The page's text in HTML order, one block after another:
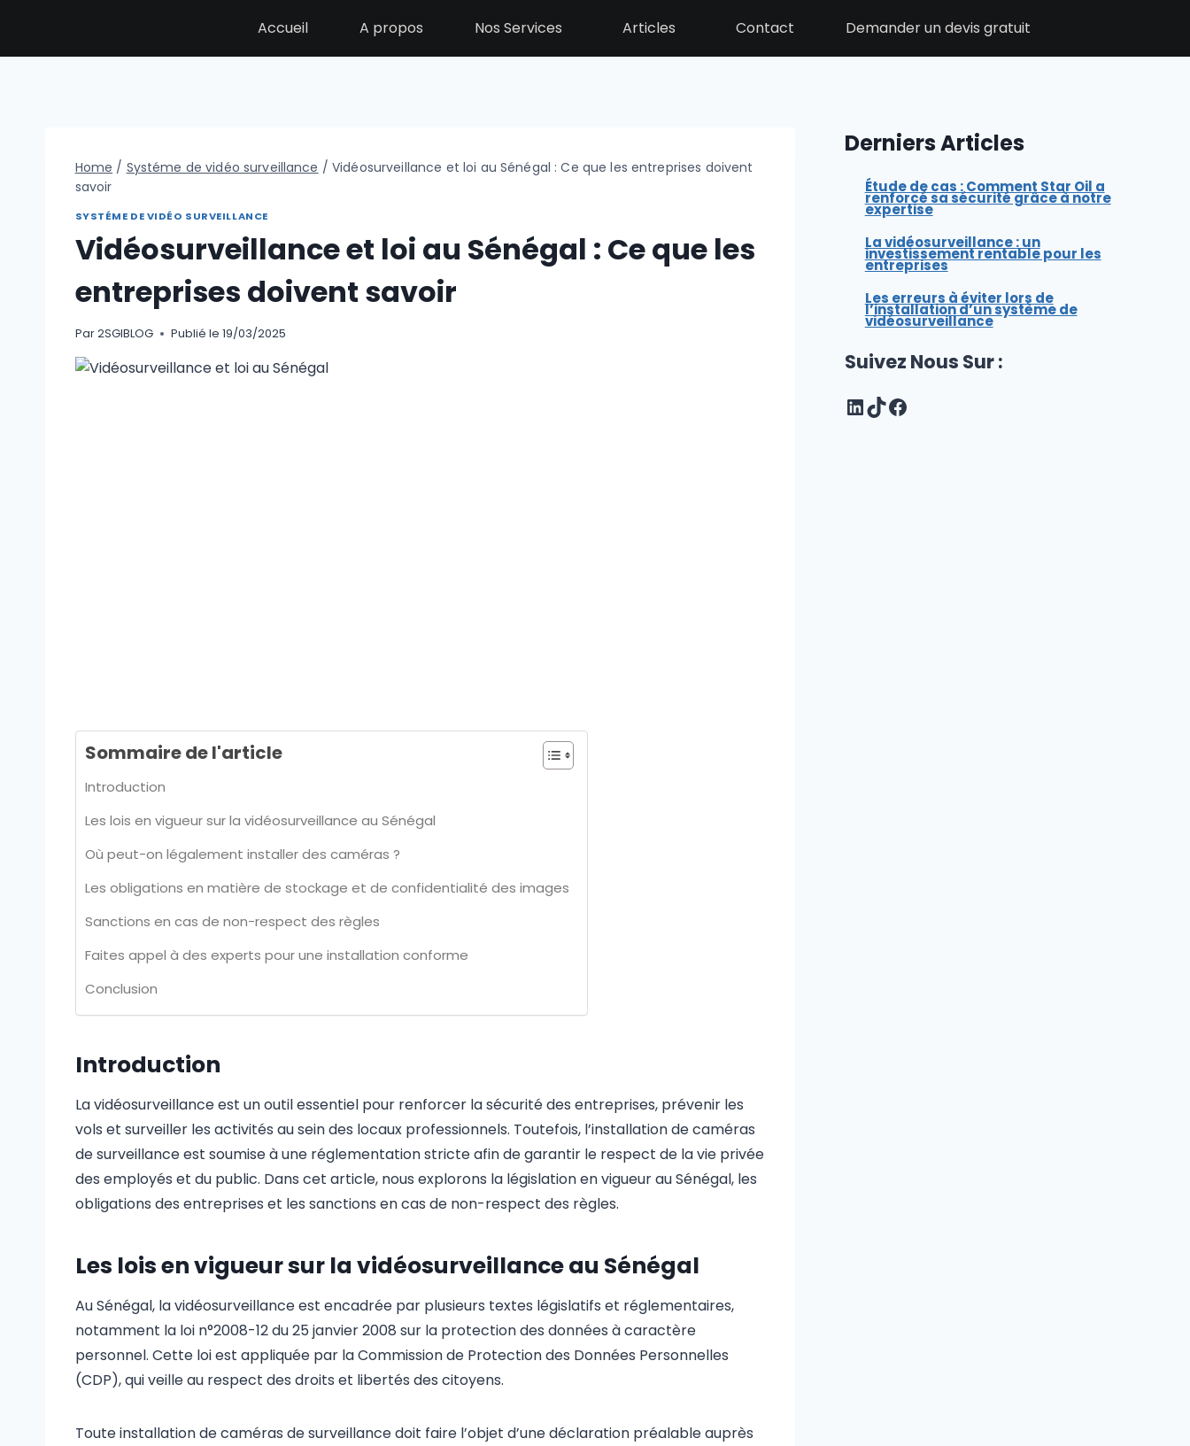
Accueil A propos Nos Services Articles Contact Demander un devis gratuit
Home / Systéme de vidéo surveillance / Vidéosurveillance et loi au Sénégal : Ce que les entreprises doivent
savoir
SYSTÉME DE VIDÉO SURVEILLANCE
Vidéosurveillance et loi au Sénégal : Ce que les
entreprises doivent savoir
Par 2SGIBLOG Publié le 19/03/2025
Sommaire de l'article
Introduction
Les lois en vigueur sur la vidéosurveillance au Sénégal
Où peut-on légalement installer des caméras ?
Les obligations en matière de stockage et de confidentialité des images
Sanctions en cas de non-respect des règles
Faites appel à des experts pour une installation conforme
Conclusion
Introduction
La vidéosurveillance est un outil essentiel pour renforcer la sécurité des entreprises, prévenir les
vols et surveiller les activités au sein des locaux professionnels. Toutefois, l’installation de caméras
de surveillance est soumise à une réglementation stricte afin de garantir le respect de la vie privée
des employés et du public. Dans cet article, nous explorons la législation en vigueur au Sénégal, les
obligations des entreprises et les sanctions en cas de non-respect des règles.
Les lois en vigueur sur la vidéosurveillance au Sénégal
Au Sénégal, la vidéosurveillance est encadrée par plusieurs textes législatifs et réglementaires,
notamment la loi n°2008-12 du 25 janvier 2008 sur la protection des données à caractère
personnel. Cette loi est appliquée par la Commission de Protection des Données Personnelles
(CDP), qui veille au respect des droits et libertés des citoyens.
Toute installation de caméras de surveillance doit faire l’objet d’une déclaration préalable auprès
Derniers Articles
Étude de cas : Comment Star Oil a
renforcé sa sécurité grâce à notre
expertise
La vidéosurveillance : un
investissement rentable pour les
entreprises
Les erreurs à éviter lors de
l’installation d’un système de
vidéosurveillance
Suivez Nous Sur :